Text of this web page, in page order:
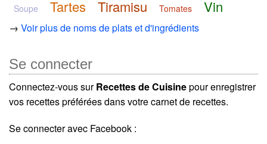
Soupe Tartes Tiramisu Tomates Vin
→ Voir plus de noms de plats et d'ingrédients
Se connecter
Connectez-vous surRecettes de Cuisinepour enregistrer
vos recettes préférées dans votre carnet de recettes.
Se connecter avec Facebook :